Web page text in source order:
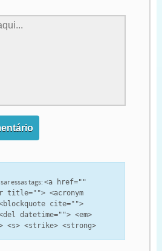
essas tags: <a href=""
title=""> <acronym
cite="">
datetime=""> <em>
<s> <strike> <strong>